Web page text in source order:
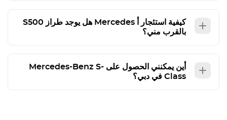
كيفية استئجار أ Mercedes
هل يوجد طراز S500
بالقرب مني؟
أين يمكنني الحصول على Mercedes-Benz S-
Class في دبي؟